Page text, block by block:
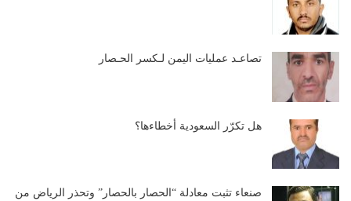
تصاعـد عمليات اليمن لـكسر الحـصار
هل تكرّر السعودية أخطاءها؟
صنعاء تثبت معادلة “الحصار بالحصار” وتحذر الرياض من